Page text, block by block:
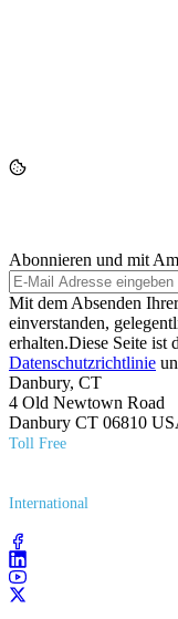
Abonnieren und mit
Mit dem Absenden
einverstanden,
erhalten.Diese Seite
Datenschutzrichtlinie
Danbury, CT
4 Old Newtown Road
Danbury CT 06810
Toll Free
International